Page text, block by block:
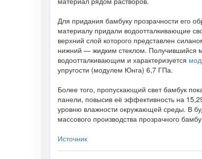
Для придания бамбуку прозрачности его
материалу придали водоотталкивающие
верхний слой которого представлен
нижний — жидким стеклом. Получившийся
водоотталкивающим и характеризуется
упругости (модулем Юнга) 6,7 ГПа.
Более того, пропускающий свет бамбук
панели, повысив её эффективность на
уровню влажности окружающей среды. В
массового производства прозрачного
Источник